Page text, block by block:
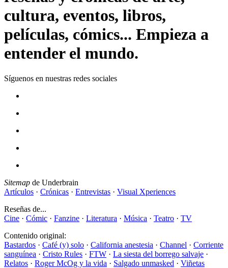
cultura, eventos, libros,
películas, cómics... Empieza a
entender el mundo.
Síguenos en nuestras redes sociales
Sitemap de Underbrain
Artículos · Crónicas · Entrevistas · Visual Xperiences
Reseñas de...
Cine · Cómic · Fanzine · Literatura · Música · Teatro · TV
Contenido original:
Bastardos · Café (y) solo · California anestesia · Channel · Corriente
sanguínea · Cristo Rules · FTW · La siesta del borrego salvaje ·
Relatos · Roger McOg y la vida · Salgado unmasked · Viñetas